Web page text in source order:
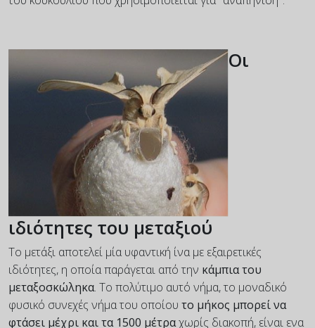
Οι
ιδιότητες του μεταξιού
Το μετάξι αποτελεί μία υφαντική ίνα με εξαιρετικές
ιδιότητες, η οποία παράγεται από την κάμπια του
μεταξοσκώληκα. Το πολύτιμο αυτό νήμα, το μοναδικό
φυσικό συνεχές νήμα του οποίου το μήκος μπορεί να
φτάσει μέχρι και τα 1500 μέτραχωρίς διακοπή, είναι ενα